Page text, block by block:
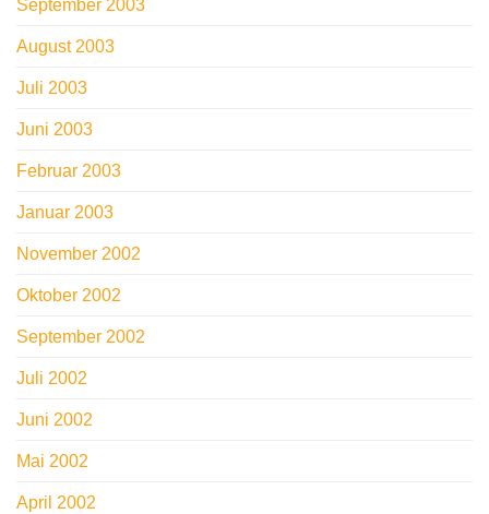
September 2003
August 2003
Juli 2003
Juni 2003
Februar 2003
Januar 2003
November 2002
Oktober 2002
September 2002
Juli 2002
Juni 2002
Mai 2002
April 2002